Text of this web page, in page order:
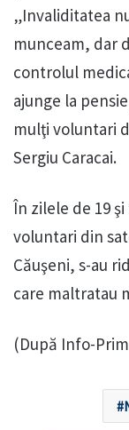
„Invaliditatea
munceam, dar
controlul
ajunge la
mulţi voluntari
Sergiu Caracai.
În zilele de 19 şi
voluntari din
Căuşeni, s-au
care maltratau
(După Info-